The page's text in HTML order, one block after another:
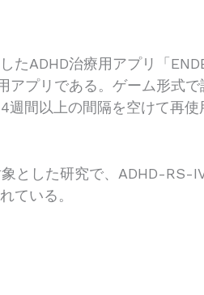
ADHD治療用アプリ「
プリである。ゲーム形式
間以上の間隔を空けて再使
とした研究で、ADHD-
ている。